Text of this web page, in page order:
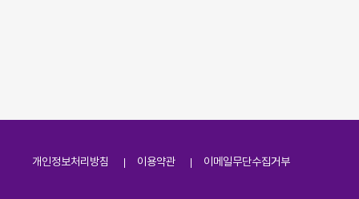
개인정보처리방침 이용약관 이메일무단수집거부